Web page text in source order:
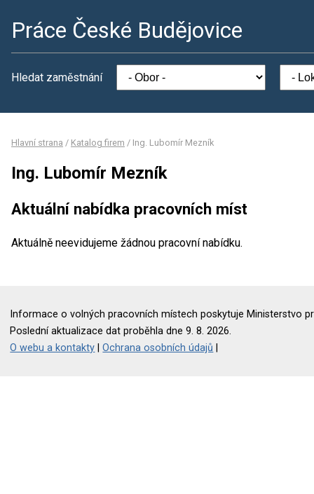
Práce České Budějovice
Hledat zaměstnání
Hlavní strana / Katalog firem / Ing. Lubomír Mezník
Ing. Lubomír Mezník
Aktuální nabídka pracovních míst
Aktuálně neevidujeme žádnou pracovní nabídku.
Informace o volných pracovních místech poskytuje Ministerstvo
Poslední aktualizace dat proběhla dne 9. 8. 2026.
O webu a kontakty |Ochrana osobních údajů